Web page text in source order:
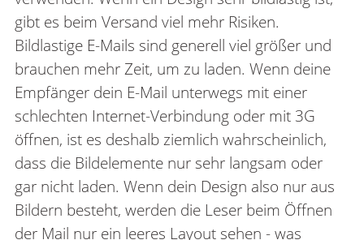
gibt es beim Versand viel mehr Risiken.
Bildlastige E-Mails sind generell viel größer und
brauchen mehr Zeit, um zu laden. Wenn deine
Empfänger dein E-Mail unterwegs mit einer
schlechten Internet-Verbindung oder mit 3G
öffnen, ist es deshalb ziemlich wahrscheinlich,
dass die Bildelemente nur sehr langsam oder
gar nicht laden. Wenn dein Design also nur aus
Bildern besteht, werden die Leser beim Öffnen
der Mail nur ein leeres Layout sehen - was